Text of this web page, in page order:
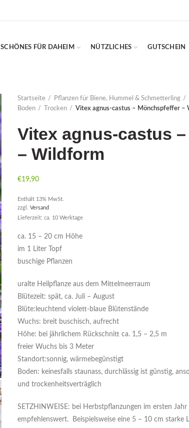
SCHÖNES FÜR DAHEIM NÜTZLICHES GUTSCHEIN
Startseite Pflanzen für Biene, Hummel & Schmetterling
Boden
Trocken Vitex agnus-castus – Mönchspfeffer –
Vitex agnus-castus
– Wildform
€19,90
Enthält 13% MwSt.
zzgl. Versand
Lieferzeit: ca. 10 Werktage
ca. 15 – 20 cm Höhe
im 1 Liter Topf
buschige Pflanzen
uralte Heilpflanze aus dem Mittelmeerraum
Blütezeit: spät, ca. Juli – August
Blüte:leuchtend violett-blaue Blütenstände
Wuchs: breit buschisch, aufrecht
Höhe: bei jährlichem Rückschnitt ca. 1,5 – 2,5 m
freier Wuchs bis 3 Meter
Standort:sonnig, wärmebegünstigt
Boden: keinesfalls staunass, durchlässig ist günstig,
und trockenheitsverträglich
SETZHINWEISE: bei Herbstpflanzungen im ersten
empfehlenswert. Beispielsweise eine 5 – 10 cm starke